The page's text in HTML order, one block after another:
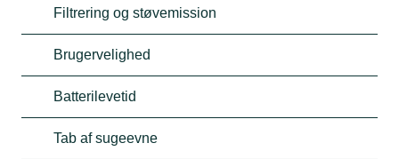
Filtrering og støvemission
Brugervelighed
Batterilevetid
Tab af sugeevne